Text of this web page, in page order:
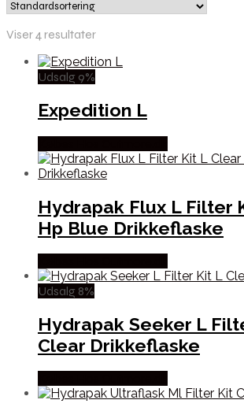
Viser 4 resultater
Udsalg 9%
Expedition L
Hydrapak Flux L Filter
Hp Blue Drikkeflaske
Udsalg 8%
Hydrapak Seeker L
Clear Drikkeflaske